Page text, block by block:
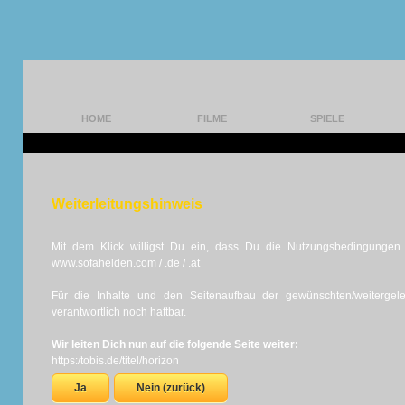
HOME FILME SPIELE
Weiterleitungshinweis
Mit dem Klick willigst Du ein, dass Du die
www.sofahelden.com / .de / .at
Für die Inhalte und den Seitenaufbau der gewünschten/
verantwortlich noch haftbar.
Wir leiten Dich nun auf die folgende Seite weiter:
https:/tobis.de/titel/horizon
Ja Nein (zurück)